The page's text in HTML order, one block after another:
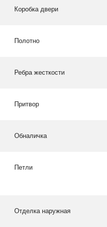
Коробка двери
Полотно
Ребра жесткости
Притвор
Обналичка
Петли
Отделка наружная